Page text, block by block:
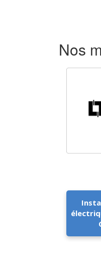
Nos